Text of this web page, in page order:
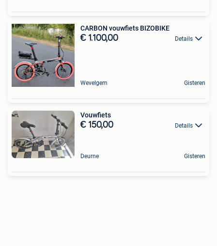
CARBON vouwfiets BIZOBIKE
€ 1.100,00 Details
Wevelgem Gisteren
Vouwfiets
€ 150,00 Details
Deurne Gisteren